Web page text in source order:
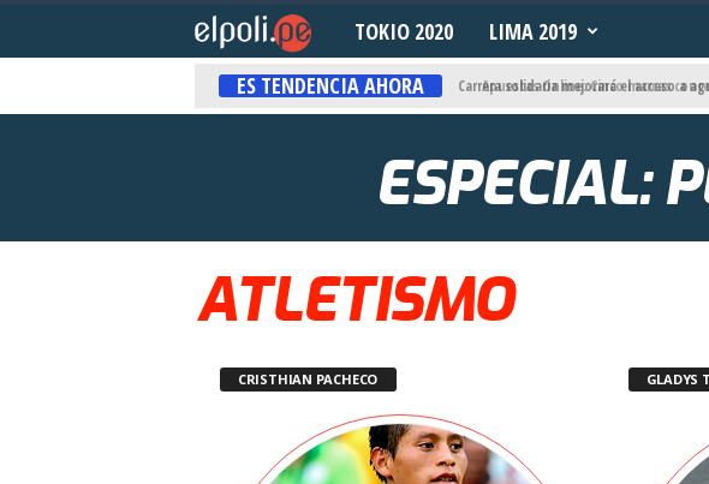
l
l
i
p
TOKIO 2020
LIMA 2019
ES TENDENCIA AHORA
Apuestas Online: Cinco marcas
ESPECIAL:
ATLETISMO
CRISTHIAN PACHECO GLADYS